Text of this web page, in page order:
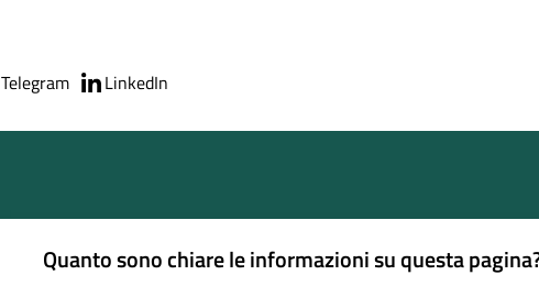
Telegram LinkedIn
Quanto sono chiare le informazioni su questa